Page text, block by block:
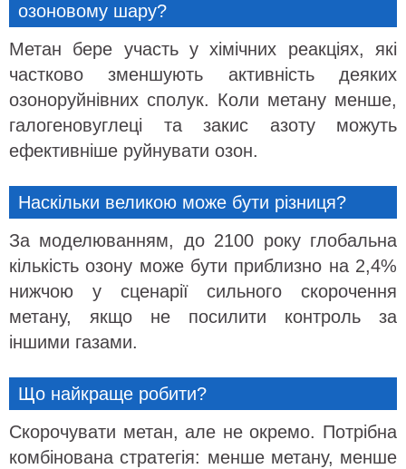
озоновому шару?
Метан бере участь у хімічних реакціях, які
частково зменшують активність деяких
озоноруйнівних сполук. Коли метану менше,
галогеновуглеці та закис азоту можуть
ефективніше руйнувати озон.
Наскільки великою може бути різниця?
За моделюванням, до 2100 року глобальна
кількість озону може бути приблизно на 2,4%
нижчою у сценарії сильного скорочення
метану, якщо не посилити контроль за
іншими газами.
Що найкраще робити?
Скорочувати метан, але не окремо. Потрібна
комбінована стратегія: менше метану, менше